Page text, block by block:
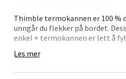
Thimble termokannen er 100 %
unngår du flekker på bordet.
enkel + termokannen er lett å
Termokannen holder dessuten
Les mer